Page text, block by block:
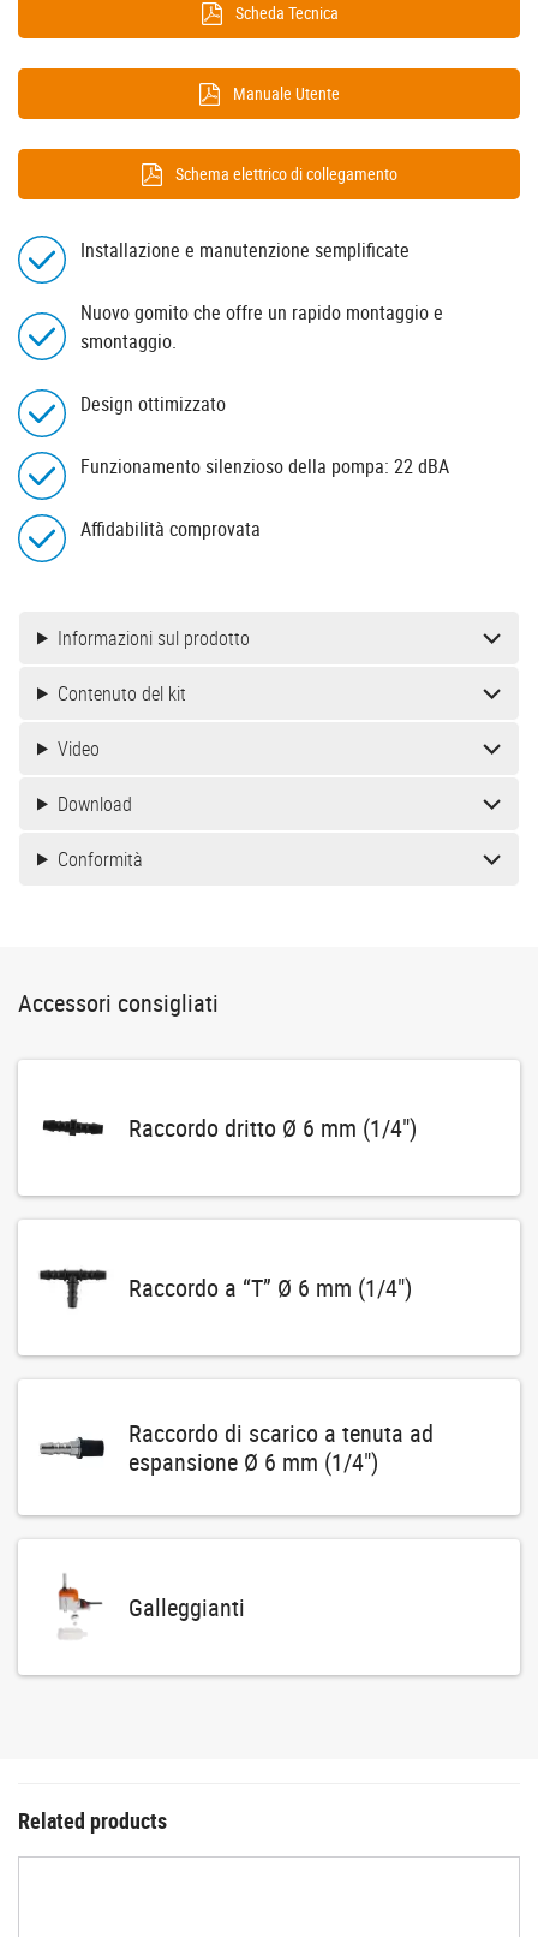
Scheda Tecnica
Manuale Utente
Schema elettrico di collegamento
Installazione e manutenzione semplificate
Nuovo gomito che offre un rapido montaggio e
smontaggio.
Design ottimizzato
Funzionamento silenzioso della pompa: 22 dBA
Affidabilità comprovata
Informazioni sul prodotto
Contenuto del kit
Video
Download
Conformità
Accessori consigliati
Raccordo dritto Ø 6 mm (1/4")
Raccordo a “T” Ø 6 mm (1/4")
Raccordo di scarico a tenuta ad
espansione Ø 6 mm (1/4")
Galleggianti
Related products